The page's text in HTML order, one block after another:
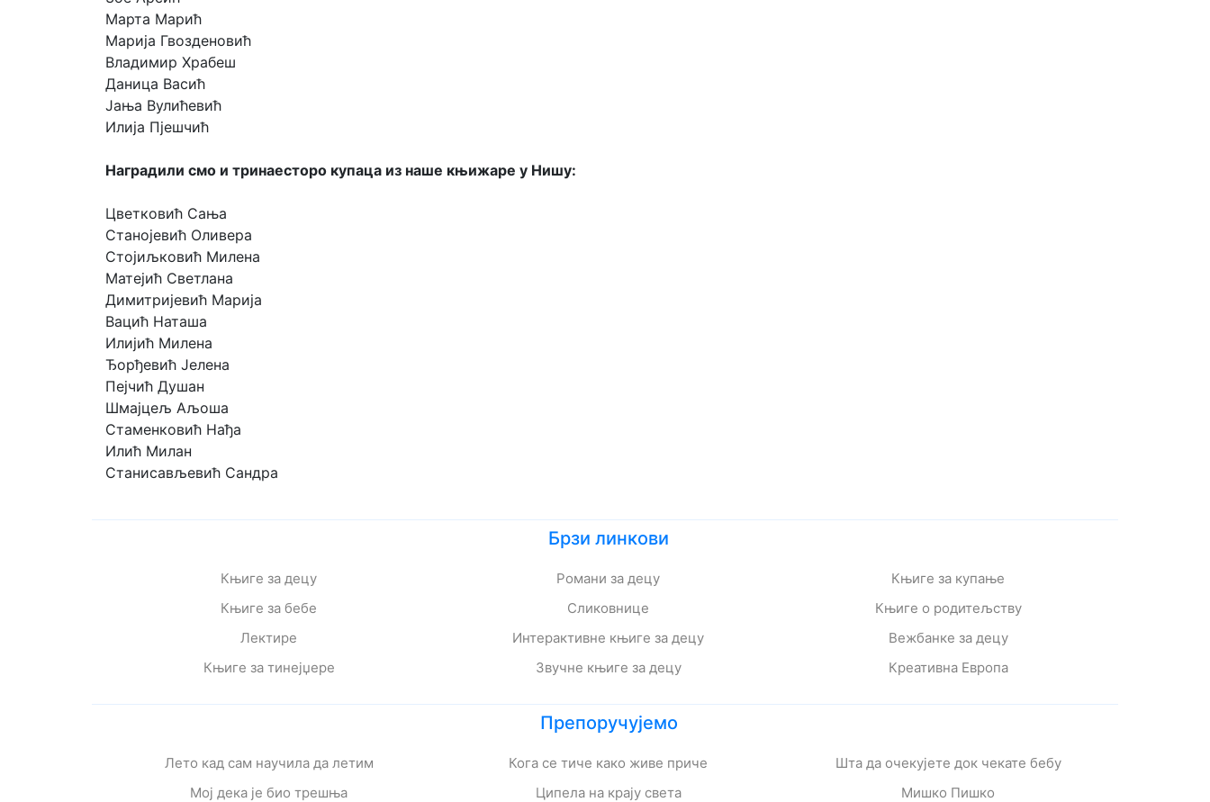
Марта Марић
Марија Гвозденовић
Владимир Храбеш
Даница Васић
Јања Вулићевић
Илија Пјешчић
Наградили смо и тринаесторо купаца из наше књижаре у Нишу:
Цветковић Сања
Станојевић Оливера
Стојиљковић Милена
Матејић Светлана
Димитријевић Марија
Вацић Наташа
Илијић Милена
Ђорђевић Јелена
Пејчић Душан
Шмајцељ Аљоша
Стаменковић Нађа
Илић Милан
Станисављевић Сандра
Брзи линкови
Књиге за децу
Књиге за бебе
Лектире
Књиге за тинејџере
Романи за децу
Сликовнице
Интерактивне књиге за децу
Звучне књиге за децу
Књиге за купање
Књиге о родитељству
Вежбанке за децу
Креативна Европа
Препоручујемо
Лето кад сам научила да летим
Мој дека је био трешња
Кога се тиче како живе приче
Ципела на крају света
Шта да очекујете док чекате бебу
Мишко Пишко